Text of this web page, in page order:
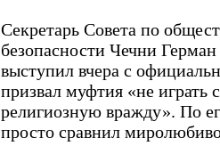
Секретарь Совета по
безопасности Чечни
выступил вчера с
призвал муфтия «не играть
религиозную вражду». По
просто сравнил